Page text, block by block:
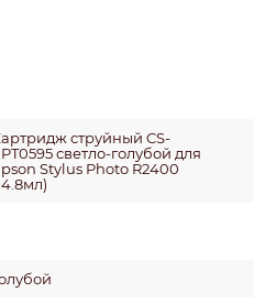
струйный CS-
светло-голубой для
Stylus Photo R2400